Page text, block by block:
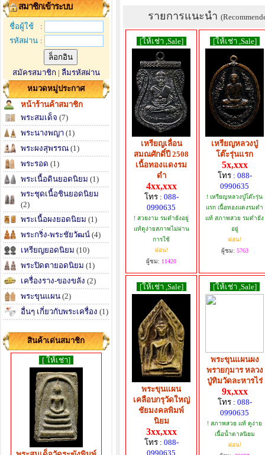
สมาชิกเข้าระบบ
ชื่อผู้ใช้
:
รหัสผ่าน :
สมัครสมาชิก | ลืมรหัสผ่าน
หมวดหมู่ประกาศ
หน้าร้านค้าสมาชิก
พระสมเด็จ (7)
พระนางพญา (1)
พระผงสุพรรณ (1)
พระรอด (1)
พระเนื้อดินยอดนิยม (1)
พระชุดเนื้อชินยอดนิยม
(2)
พระเนื้อผงยอดนิยม (1)
พระกริ่ง-พระชัยวัฒน์ (4)
เหรียญยอดนิยม (10)
พระปิดตายอดนิยม (1)
เครื่องราง-ของขลัง (2)
พระขุนแผน (2)
อื่นๆ เกี่ยวกับพระเครื่อง (1)
สินค้าเด่นสมาชิก
[ ให้เช่า]
รายการแนะนำ
[ให้เช่า ,Sale]
เหรียญเลื่อน
สมณศักดิ์ปี 2508
เนื้อทองแดงรม
ดำ
4xx,xxx
โทร : 088-
0990635
! สวยงาม รมดำยังอยู่
แท้ดูง่ายสภาพไม่ผ่าน
การใช้
ผ่อน!
ผู้ชม: 11420
[ให้เช่า ,Sale]
เหรียญหลวงปู่
โต๊ะรุ่นแรก
5x,xxx
โทร : 088-
0990635
! เหรียญหลวงปู่โต๊ะรุ่น
แรก เนื้อทองแดงรมดำ
แท้ สภาพสวย รมดำยัง
อยู่
ผ่อน!
ผู้ชม: 5763
[ให้เช่า ,Sale]
พระขุนแผน
เคลือบกรุวัดใหญ่
ชัยมงคลพิมพ์
นิยม
3xx,xxx
โทร : 088-
0990635
[ให้เช่า ,Sale]
พระขุนแผนผง
พรายกุมาร หลวง
ปู่ทิมวัดละหารไร่
9x,xxx
โทร : 088-
0990635
! สภาพสวย แท้ ดูง่าย
เนื้อน้ำตาลนิยม
ผ่อน!